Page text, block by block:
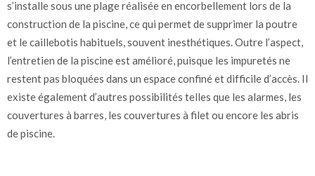
s’installe sous une plage réalisée en encorbellement lors de la
construction de la piscine, ce qui permet de supprimer la poutre
et le caillebotis habituels, souvent inesthétiques. Outre l’aspect,
l’entretien de la piscine est amélioré, puisque les impuretés ne
restent pas bloquées dans un espace confiné et difficile d’accès. Il
existe également d’autres possibilités telles que les alarmes, les
couvertures à barres, les couvertures à filet ou encore les abris
de piscine.